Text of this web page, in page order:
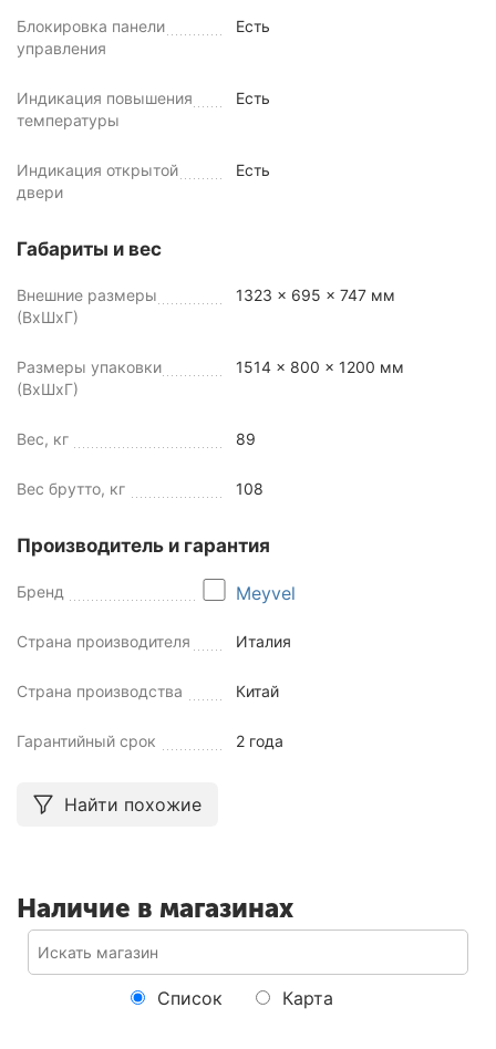
Блокировка панели
управления
Есть
Индикация повышения
температуры
Есть
Индикация открытой
двери
Есть
Габариты и вес
Внешние размеры
(ВхШхГ)
1323 x 695 x 747 мм
Размеры упаковки
(ВхШхГ)
1514 x 800 x 1200 мм
Вес, кг 89
Вес брутто, кг 108
Производитель и гарантия
Бренд Meyvel
Страна производителя Италия
Страна производства Китай
Гарантийный срок 2 года
Найти похожие
Наличие в магазинах
Список Карта